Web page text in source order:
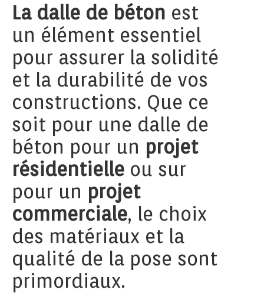
La dalle de béton est
un élément essentiel
pour assurer la solidité
et la durabilité de vos
constructions. Que ce
soit pour une dalle de
béton pour un projet
résidentielle ou sur
pour un projet
commerciale, le choix
des matériaux et la
qualité de la pose sont
primordiaux.